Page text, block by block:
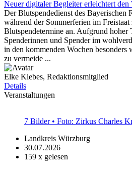
Neuer digitaler Begleiter erleichtert den
Der Blutspendedienst des Bayerischen
während der Sommerferien im Freistaat
Blutspendetermine an. Aufgrund hoher
Spenderinnen und Spender im
in den kommenden Wochen besonders
zu vermeide ...
Elke Klebes, Redaktionsmitglied
Details
Veranstaltungen
7 Bilder • Foto: Zirkus Charles
Landkreis Würzburg
30.07.2026
159 x gelesen